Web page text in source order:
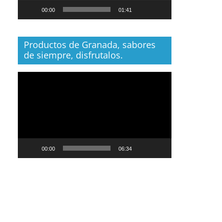
00:00 01:41
Productos de Granada, sabores
de siempre, disfrutalos.
00:00 06:34